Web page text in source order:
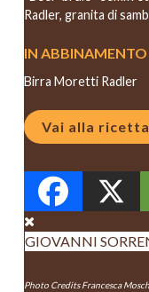
Radler, granita di
IN ABBINAMENTO
Birra Moretti Radler
Vai alla ricetta
GIOVANNI
Photo Credits Francesca